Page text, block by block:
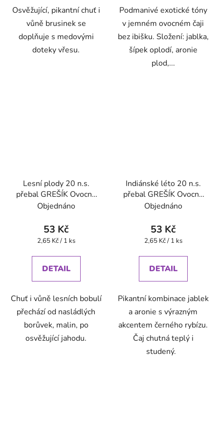
Osvěžující, pikantní chuť i
vůně brusinek se
doplňuje s medovými
doteky vřesu.
Podmanivé exotické tóny
v jemném ovocném čaji
bez ibišku. Složení: jablka,
šípek oplodí, aronie
plod,...
Lesní plody 20 n.s.
přebal GREŠÍK Ovocný
čaj
Objednáno
53 Kč
Měrná
2,65 Kč / 1 ks
DETAIL
Chuť i vůně lesních bobulí
přechází od nasládlých
borůvek, malin, po
osvěžující jahodu.
Indiánské léto 20 n.s.
přebal GREŠÍK Ovocný
čaj
Objednáno
53 Kč
Měrná
2,65 Kč / 1 ks
DETAIL
Pikantní kombinace jablek
a aronie s výrazným
akcentem černého rybízu.
Čaj chutná teplý i
studený.